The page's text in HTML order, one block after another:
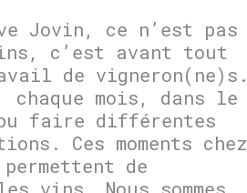
Jovin, ce n’est pas
c’est avant tout
de vigneron(ne)s.
mois, dans le
faire différentes
Ces moments chez
de